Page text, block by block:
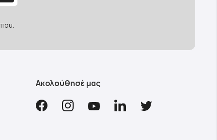
Ακολούθησέ μας